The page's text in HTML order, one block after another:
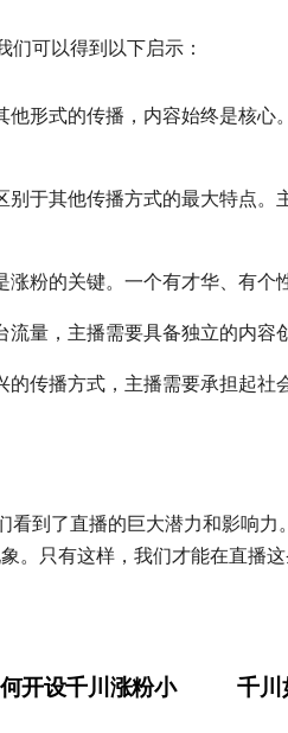
们可以得到以下启示：
他形式的传播，内容始终是核
别于其他传播方式的最大特点
涨粉的关键。一个有才华、有个
流量，主播需要具备独立的内容
的传播方式，主播需要承担起社
看到了直播的巨大潜力和影响
。只有这样，我们才能在直播这
千川
开设千川涨粉小